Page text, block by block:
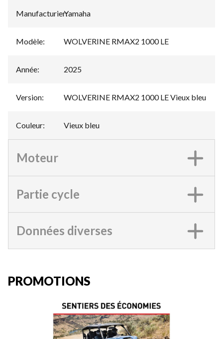
Manufacturier:
Yamaha
Modèle: WOLVERINE RMAX2 1000 LE
Année: 2025
Version: WOLVERINE RMAX2 1000 LE Vieux bleu
Couleur: Vieux bleu
Moteur
Partie cycle
Données diverses
PROMOTIONS